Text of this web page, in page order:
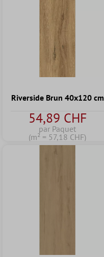
Riverside Brun 40x120 cm
54,89 CHF
par Paquet
(m² = 57,18 CHF)